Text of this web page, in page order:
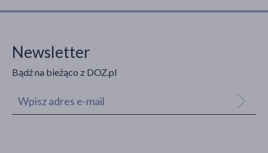
Newsletter
Bądź na bieżąco z DOZ.pl